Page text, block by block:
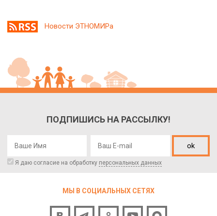
Новости ЭТНОМИРа
ПОДПИШИСЬ НА РАССЫЛКУ!
ok
Я даю согласие на обработку персональных данных
МЫ В СОЦИАЛЬНЫХ СЕТЯХ